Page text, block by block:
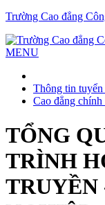
Trường Cao đẳng
MENU
Thông tin tuyển
Cao đẳng chính
TỔNG
TRÌNH
TRUYỀN